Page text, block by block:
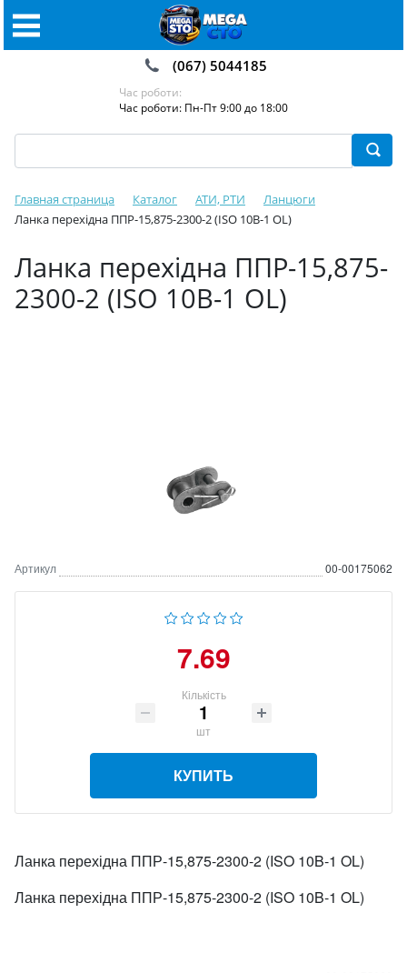
(067) 5044185
Час роботи:
Час роботи: Пн-Пт 9:00 до 18:00
Главная страница Каталог АТИ, РТИ
Ланцюги
Ланка перехідна ППР-15,875-2300-2 (ISO 10B-1 OL)
Ланка перехідна ППР-15,875-
2300-2 (ISO 10B-1 OL)
Артикул 00-00175062
7.69
Кількість
шт
КУПИТЬ
Ланка перехідна ППР-15,875-2300-2 (ISO 10B-1 OL)
Ланка перехідна ППР-15,875-2300-2 (ISO 10B-1 OL)